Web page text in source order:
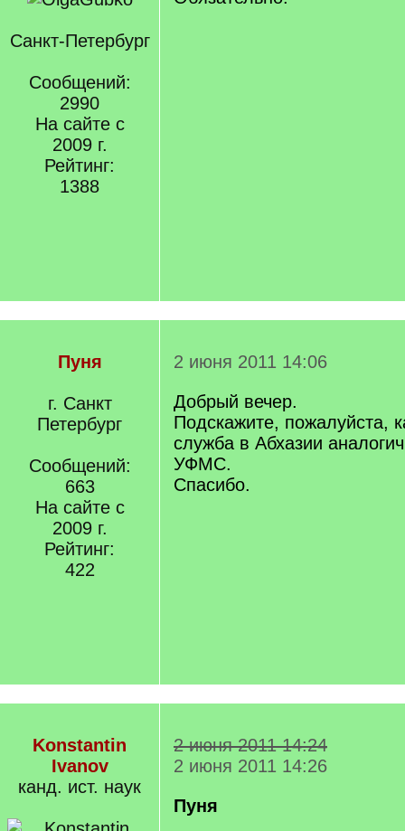
Санкт-Петербург
Сообщений:
2990
На сайте с
2009 г.
Рейтинг:
1388
Пуня
г. Санкт
Петербург
Сообщений:
663
На сайте с
2009 г.
Рейтинг:
422
2 июня 2011 14:06
Добрый вечер.
Подскажите, пожалуйста,
служба в Абхазии
УФМС.
Спасибо.
Konstantin
Ivanov
канд. ист. наук
2 июня 2011 14:24
2 июня 2011 14:26
Пуня